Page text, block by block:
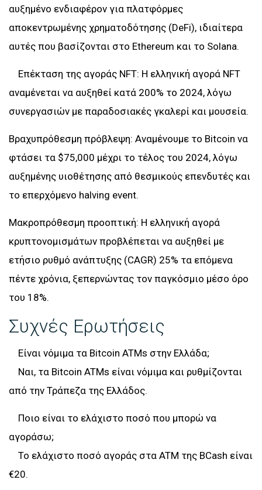
αυξημένο ενδιαφέρον για πλατφόρμες
αποκεντρωμένης χρηματοδότησης (DeFi), ιδιαίτερα
αυτές που βασίζονται στο Ethereum και το Solana.
Επέκταση της αγοράς NFT: Η ελληνική αγορά NFT
αναμένεται να αυξηθεί κατά 200% το 2024, λόγω
συνεργασιών με παραδοσιακές γκαλερί και μουσεία.
Βραχυπρόθεσμη πρόβλεψη: Αναμένουμε το Bitcoin να
φτάσει τα $75,000 μέχρι το τέλος του 2024, λόγω
αυξημένης υιοθέτησης από θεσμικούς επενδυτές και
το επερχόμενο halving event.
Μακροπρόθεσμη προοπτική: Η ελληνική αγορά
κρυπτονομισμάτων προβλέπεται να αυξηθεί με
ετήσιο ρυθμό ανάπτυξης (CAGR) 25% τα επόμενα
πέντε χρόνια, ξεπερνώντας τον παγκόσμιο μέσο όρο
του 18%.
Συχνές Ερωτήσεις
Είναι νόμιμα τα Bitcoin ATMs στην Ελλάδα;
Ναι, τα Bitcoin ATMs είναι νόμιμα και ρυθμίζονται
από την Τράπεζα της Ελλάδος.
Ποιο είναι το ελάχιστο ποσό που μπορώ να
αγοράσω;
Το ελάχιστο ποσό αγοράς στα ATM της BCash είναι
€20.